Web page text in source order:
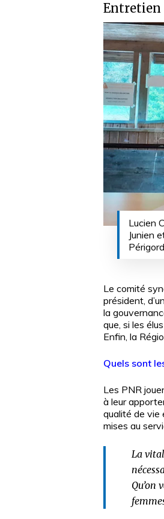
Entretien
Lucien
Junien
Le comité
président,
la
que, si les
Enfin, la
Quels sont
Les PNR
à leur
qualité de vie
mises au
La
Qu’on